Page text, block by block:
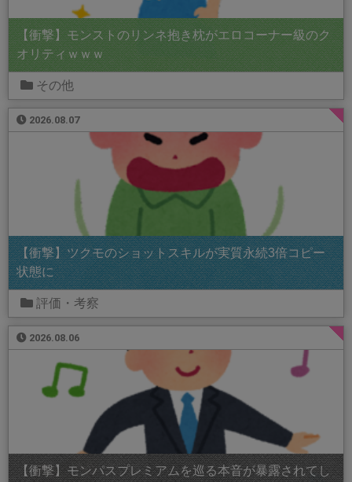
【衝撃】モンストのリンネ抱き枕がエロコーナー級のク
オリティｗｗｗ
その他
2026.08.07
【衝撃】ツクモのショットスキルが実質永続3倍コピー
状態に
評価・考察
2026.08.06
【衝撃】モンパスプレミアムを巡る本音が暴露されてし